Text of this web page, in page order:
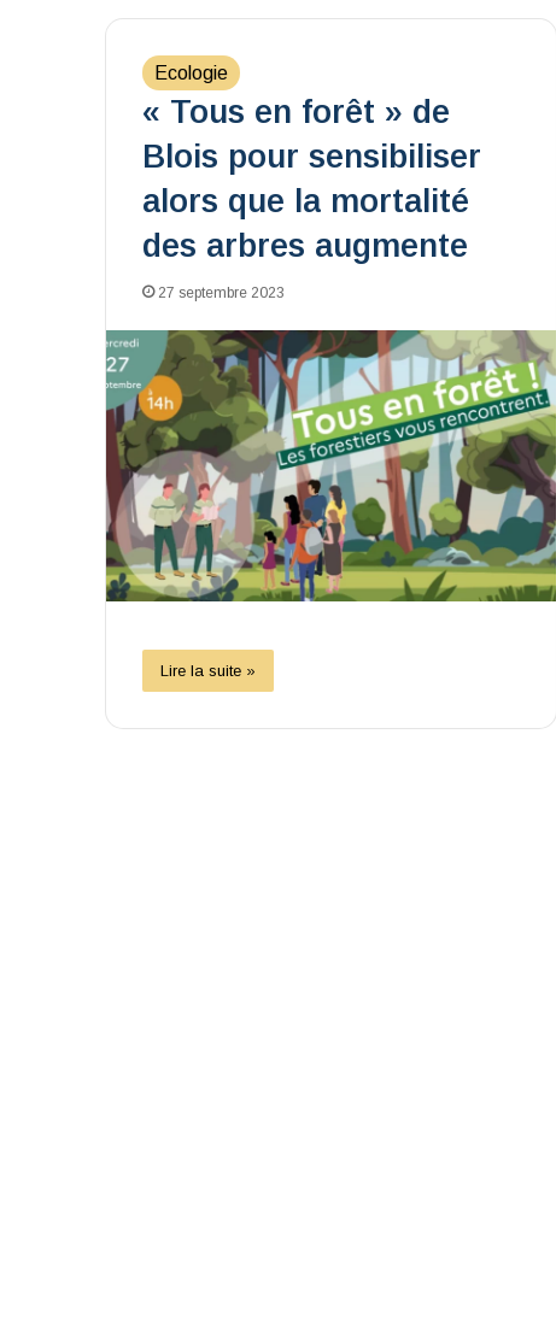
Ecologie
« Tous en forêt » de
Blois pour sensibiliser
alors que la mortalité
des arbres augmente
27 septembre 2023
Lire la suite »